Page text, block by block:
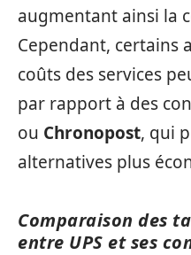
augmentant ainsi la
Cependant, certains
coûts des services
par rapport à des
ou Chronopost, qui
alternatives plus
Comparaison des
entre UPS et ses